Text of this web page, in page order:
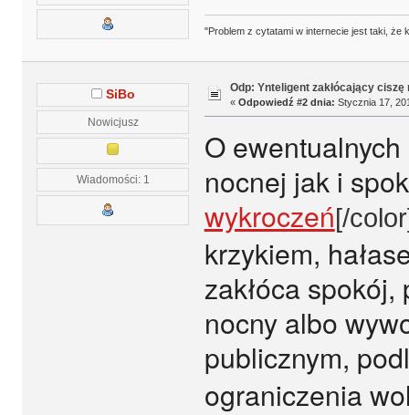
"Problem z cytatami w internecie jest taki, że
SiBo
Nowicjusz
Wiadomości: 1
Odp: Ynteligent zakłócający ciszę
« Odpowiedź #2 dnia: Stycznia 17,
O
nocnej jak i
wykroczeń[/
krzykiem,
zakłóca
nocny albo
publicznym,
ograniczenia